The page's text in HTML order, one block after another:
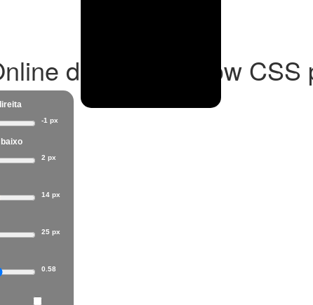
de Box Shadow
-1 px
2 px
14 px
25 px
0.58